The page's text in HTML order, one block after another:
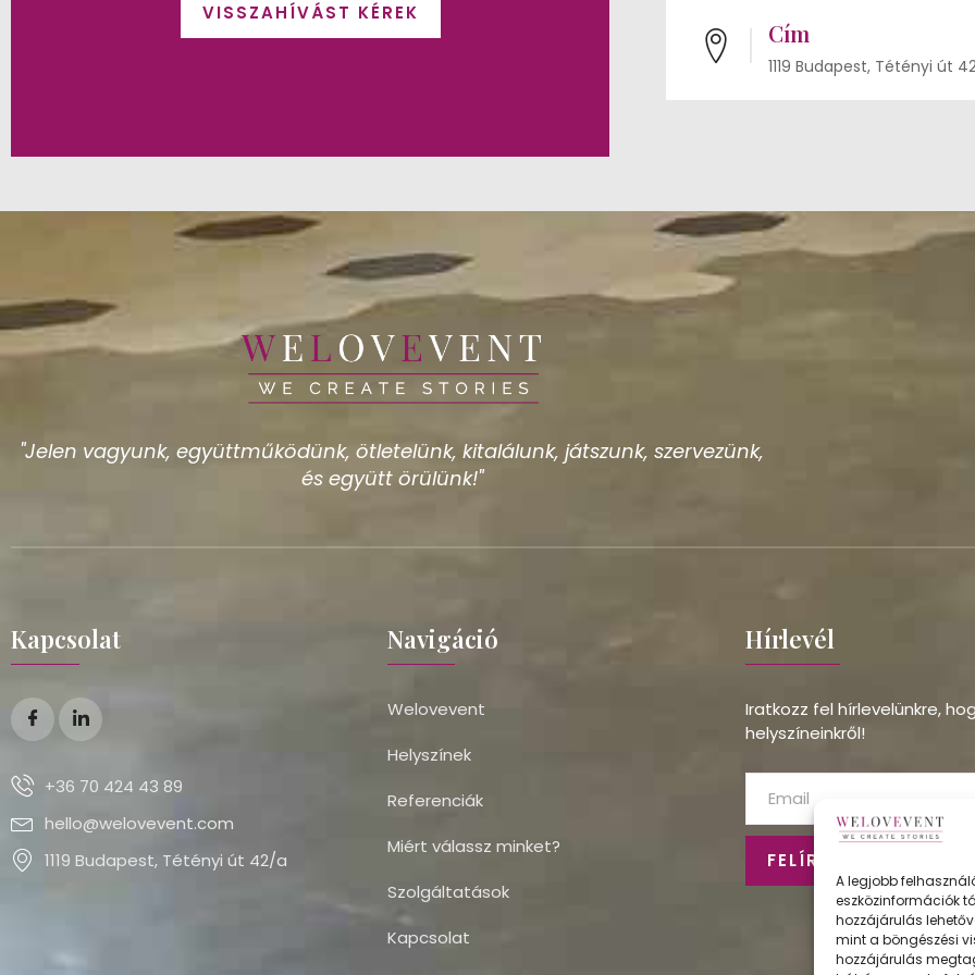
A legjobb
eszközinformációk
hozzájárulás
mint a böngészési
hozzájárulás
VISSZAHÍVÁST KÉREK
Cím
1119 Budapest, Tétényi út
"Jelen vagyunk, együttműködünk, ötletelünk, kitalálunk, játszunk, szervezünk,
és együtt örülünk!"
Kapcsolat
+36 70 424 43 89
hello@welovevent.com
1119 Budapest, Tétényi út 42/a
Navigáció
Welovevent
Helyszínek
Referenciák
Miért válassz minket?
Szolgáltatások
Kapcsolat
Hírlevél
Iratkozz fel hírlevelünkre,
helyszíneinkről!
FELÍRATKOZÁS